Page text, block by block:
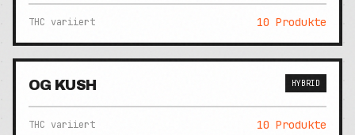
THC variiert 10 Produkte
OG KUSH HYBRID
THC variiert 10 Produkte